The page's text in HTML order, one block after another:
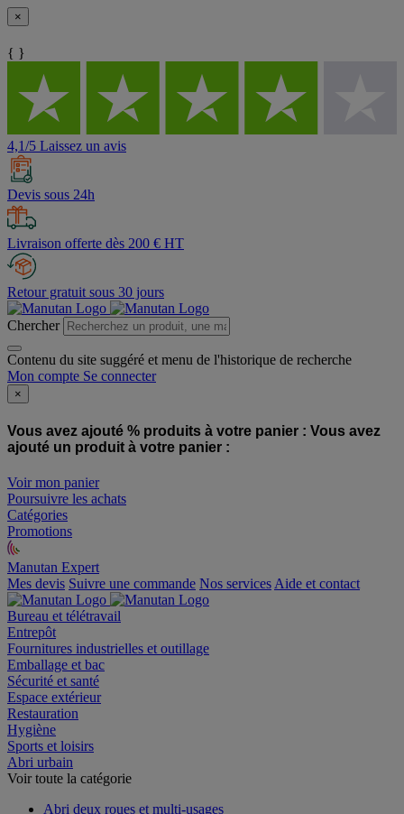
×
{ }
4,1/5 Laissez un avis
Devis sous 24h
Livraison offerte dès 200 € HT
Retour gratuit sous 30 jours
Chercher
Contenu du site suggéré et menu de l'historique de recherche
Mon compte Se connecter
×
Vous avez ajouté % produits à votre panier : Vous avez
ajouté un produit à votre panier :
Voir mon panier
Poursuivre les achats
Catégories
Promotions
Manutan Expert
offre reconditionnée
Mes devis Suivre une commande Nos services
Bureau et télétravail
Entrepôt
Fournitures industrielles et outillage
Emballage et bac
Sécurité et santé
Espace extérieur
Restauration
Hygiène
Sports et loisirs
Abri urbain